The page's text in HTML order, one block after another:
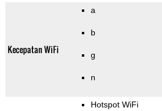
Kecepatan WiFi
a
b
g
n
Hotspot WiFi